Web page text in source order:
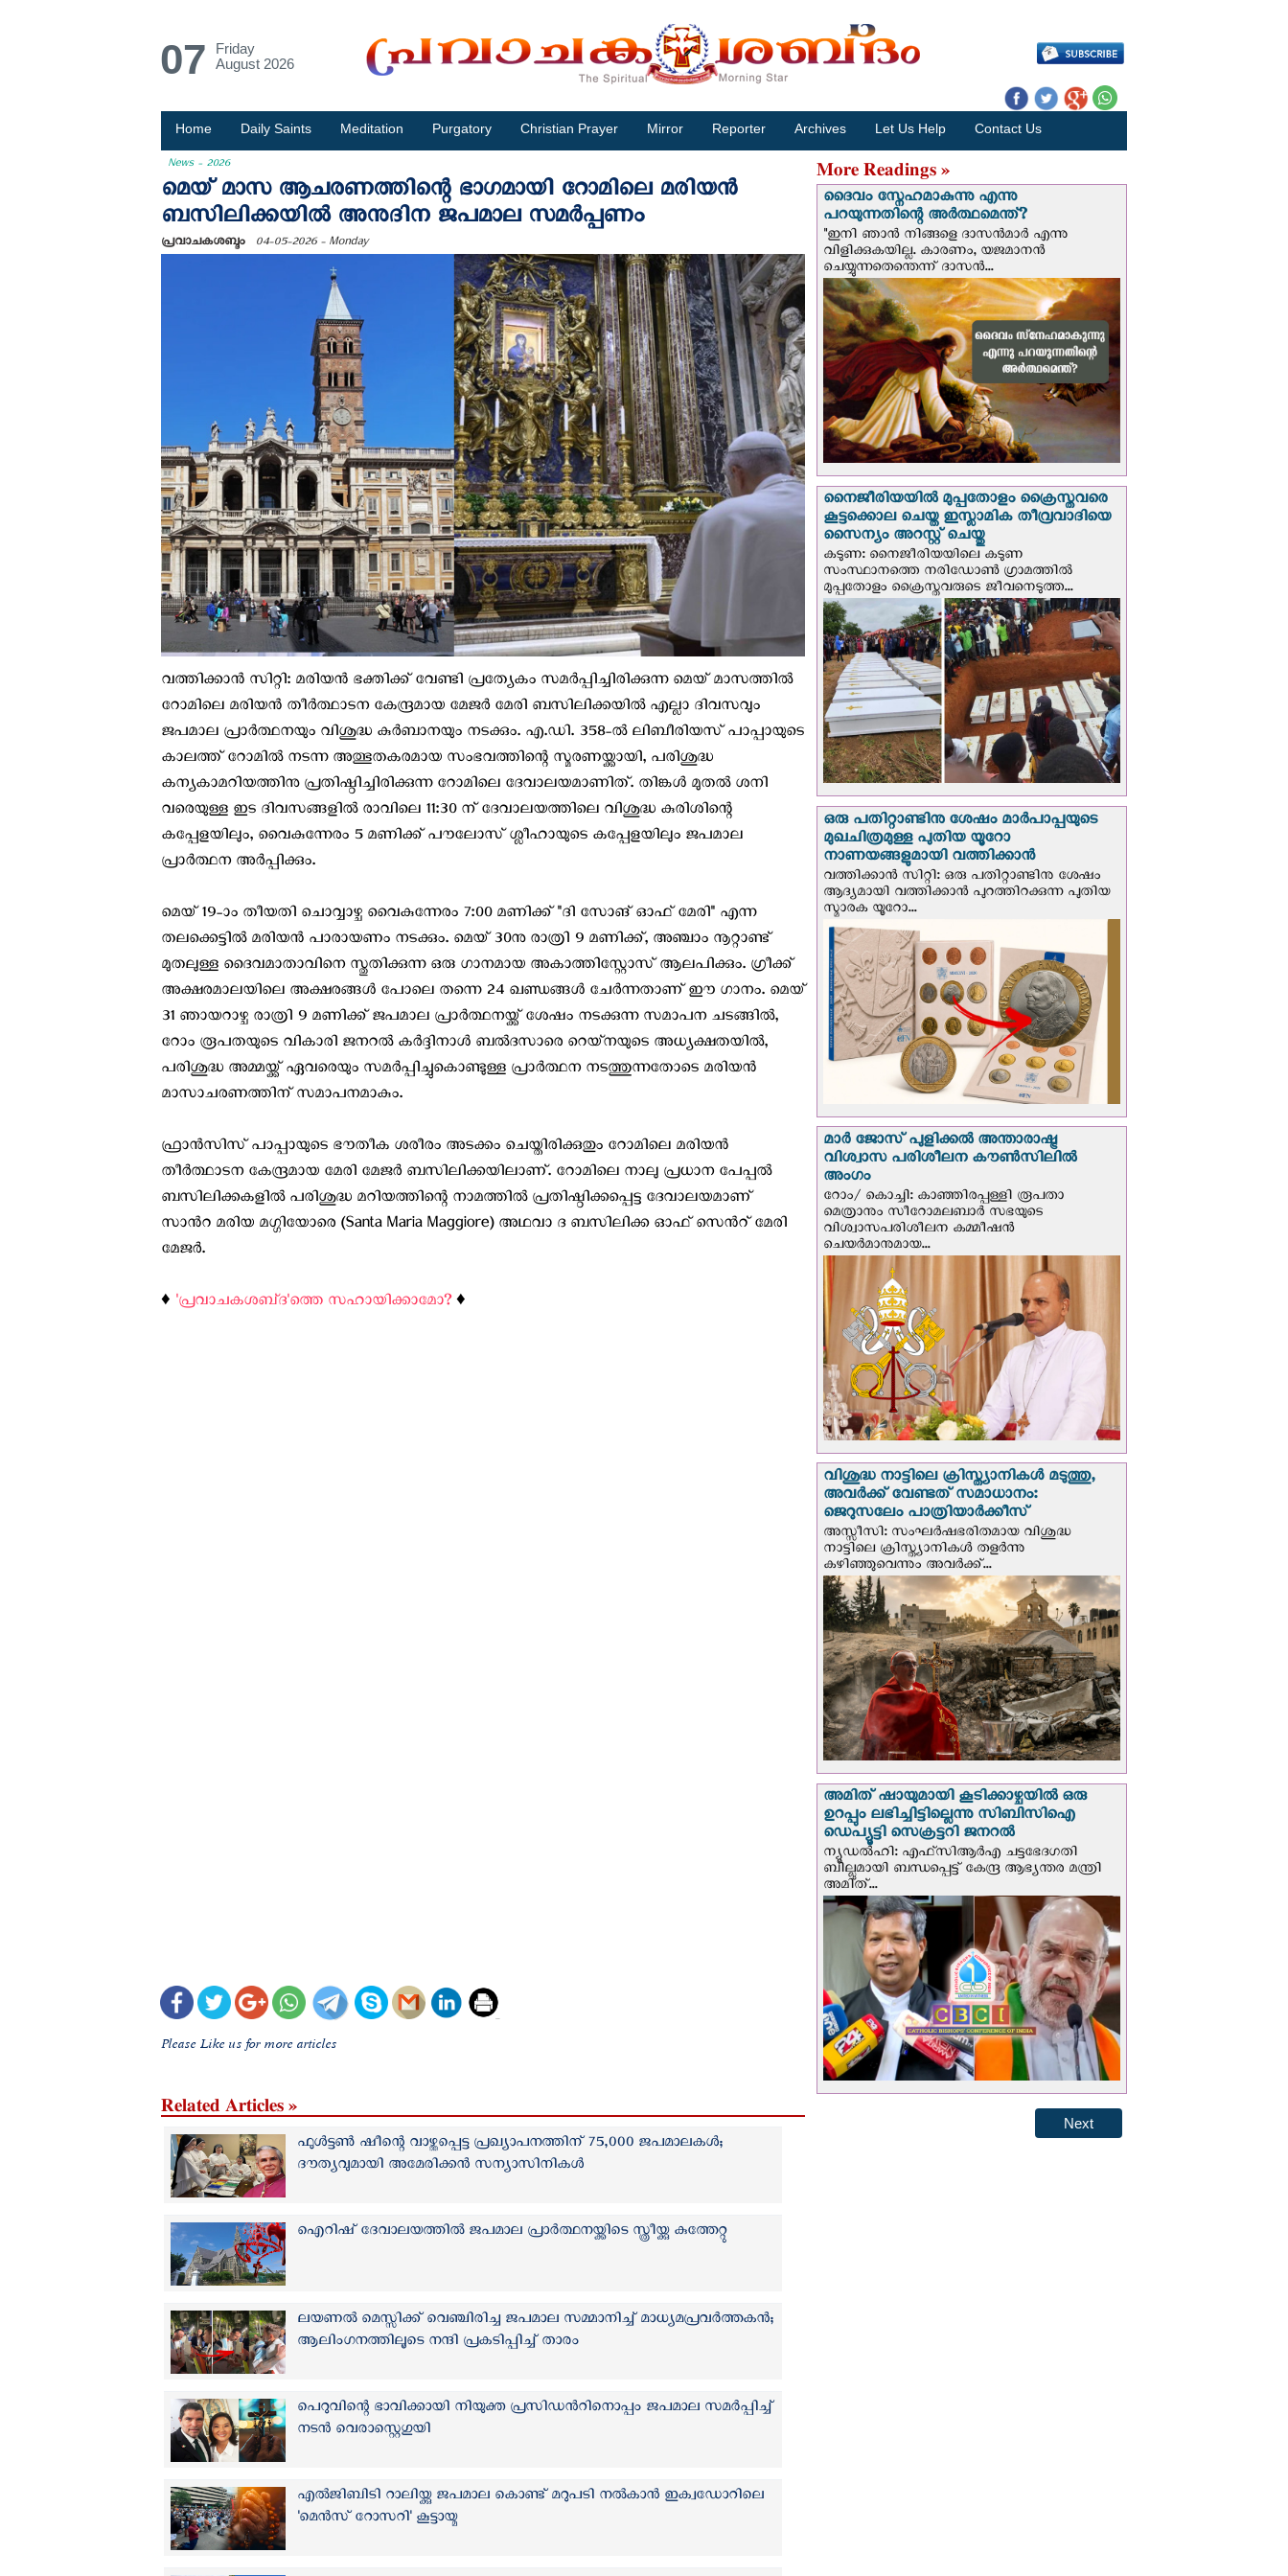
07
Friday
August 2026
Home Daily Saints Meditation Purgatory Christian Prayer Mirror Reporter Archives Let Us Help Contact Us
News - 2026
മെയ് മാസ ആചരണത്തിന്റെ ഭാഗമായി റോമിലെ മരിയന്‍
ബസിലിക്കയിൽ അനുദിന ജപമാല സമര്‍പ്പണം
പ്രവാചകശബ്ദം 04-05-2026 - Monday
വത്തിക്കാന്‍ സിറ്റി: മരിയൻ ഭക്തിക്ക് വേണ്ടി പ്രത്യേകം സമർപ്പിച്ചിരിക്കുന്ന മെയ് മാസത്തിൽ
റോമിലെ മരിയൻ തീർത്ഥാടന കേന്ദ്രമായ മേജർ മേരി ബസിലിക്കയിൽ എല്ലാ ദിവസവും
ജപമാല പ്രാർത്ഥനയും വിശുദ്ധ കുർബാനയും നടക്കും. എ.ഡി. 358-ൽ ലിബീരിയസ് പാപ്പായുടെ
കാലത്ത് റോമിൽ നടന്ന അത്ഭുതകരമായ സംഭവത്തിന്റെ സ്മരണയ്ക്കായി, പരിശുദ്ധ
കന്യകാമറിയത്തിനു പ്രതിഷ്ഠിച്ചിരിക്കുന്ന റോമിലെ ദേവാലയമാണിത്. തിങ്കൾ മുതൽ ശനി
വരെയുള്ള ഇട ദിവസങ്ങളില്‍ രാവിലെ 11:30 ന് ദേവാലയത്തിലെ വിശുദ്ധ കുരിശിന്റെ
കപ്പേളയിലും, വൈകുന്നേരം 5 മണിക്ക് പൗലോസ് ശ്ലീഹായുടെ കപ്പേളയിലും ജപമാല
പ്രാർത്ഥന അർപ്പിക്കും.
മെയ് 19-ാം തീയതി ചൊവ്വാഴ്ച വൈകുന്നേരം 7:00 മണിക്ക് "ദി സോങ് ഓഫ് മേരി" എന്ന
തലക്കെട്ടിൽ മരിയൻ പാരായണം നടക്കും. മെയ് 30നു രാത്രി 9 മണിക്ക്, അഞ്ചാം നൂറ്റാണ്ട്
മുതലുള്ള ദൈവമാതാവിനെ സ്തുതിക്കുന്ന ഒരു ഗാനമായ അകാത്തിസ്റ്റോസ് ആലപിക്കും. ഗ്രീക്ക്
അക്ഷരമാലയിലെ അക്ഷരങ്ങൾ പോലെ തന്നെ 24 ഖണ്ഡങ്ങൾ ചേർന്നതാണ് ഈ ഗാനം. മെയ്
31 ഞായറാഴ്ച രാത്രി 9 മണിക്ക് ജപമാല പ്രാർത്ഥനയ്ക്ക് ശേഷം നടക്കുന്ന സമാപന ചടങ്ങിൽ,
റോം രൂപതയുടെ വികാരി ജനറൽ കർദ്ദിനാൾ ബൽദസാരെ റെയ്‌നയുടെ അധ്യക്ഷതയിൽ,
പരിശുദ്ധ അമ്മയ്ക്ക് ഏവരെയും സമർപ്പിച്ചുകൊണ്ടുള്ള പ്രാർത്ഥന നടത്തുന്നതോടെ മരിയന്‍
മാസാചരണത്തിന് സമാപനമാകും.
ഫ്രാൻസിസ് പാപ്പായുടെ ഭൗതീക ശരീരം അടക്കം ചെയ്തിരിക്കുതും റോമിലെ മരിയൻ
തീർത്ഥാടന കേന്ദ്രമായ മേരി മേജർ ബസിലിക്കയിലാണ്. റോമിലെ നാലു പ്രധാന പേപ്പൽ
ബസിലിക്കകളിൽ പരിശുദ്ധ മറിയത്തിന്റെ നാമത്തിൽ പ്രതിഷ്ഠിക്കപ്പെട്ട ദേവാലയമാണ്
സാന്‍റ മരിയ മഗ്ഗിയോരെ (Santa Maria Maggiore) അഥവാ ദ ബസിലിക്ക ഓഫ് സെന്‍റ് മേരി
മേജര്‍.
♦️ 'പ്രവാചകശബ്‌ദ'ത്തെ സഹായിക്കാമോ?♦️
Please Like us for more articles
Related Articles »
ഫുൾട്ടൺ ഷീന്റെ വാഴ്ത്തപ്പെട്ട പ്രഖ്യാപനത്തിന് 75,000 ജപമാലകൾ;
ദൗത്യവുമായി അമേരിക്കന്‍ സന്യാസിനികള്‍
ഐറിഷ് ദേവാലയത്തില്‍ ജപമാല പ്രാർത്ഥനയ്ക്കിടെ സ്ത്രീയ്ക്കു കുത്തേറ്റു
ലയണല്‍ മെസ്സിക്ക് വെഞ്ചിരിച്ച ജപമാല സമ്മാനിച്ച് മാധ്യമപ്രവർത്തകൻ;
ആലിംഗനത്തിലൂടെ നന്ദി പ്രകടിപ്പിച്ച് താരം
പെറുവിന്റെ ഭാവിക്കായി നിയുക്ത പ്രസിഡന്‍റിനൊപ്പം ജപമാല സമര്‍പ്പിച്ച്
നടന്‍ വെരാസ്റ്റെഗുയി
എല്‍‌ജി‌ബി‌ടി റാലിയ്ക്കു ജപമാല കൊണ്ട് മറുപടി നല്‍കാന്‍ ഇക്വഡോറിലെ
'മെന്‍സ് റോസറി' കൂട്ടായ്മ
More Readings »
ദൈവം സ്നേഹമാകുന്നു എന്നു
പറയുന്നതിന്റെ അർത്ഥമെന്ത്?
"ഇനി ഞാന്‍ നിങ്ങളെ ദാസന്‍മാര്‍ എന്നു
വിളിക്കുകയില്ല. കാരണം, യജമാനന്‍
ചെയ്യുന്നതെന്തെന്ന് ദാസന്‍...
നൈജീരിയയില്‍ മുപ്പതോളം ക്രൈസ്തവരെ
കൂട്ടക്കൊല ചെയ്ത ഇസ്ലാമിക തീവ്രവാദിയെ
സൈന്യം അറസ്റ്റ് ചെയ്തു
കടുണ: നൈജീരിയയിലെ കടുണ
സംസ്ഥാനത്തെ നരിഡോൺ ഗ്രാമത്തിൽ
മുപ്പതോളം ക്രൈസ്തവരുടെ ജീവനെടുത്ത...
ഒരു പതിറ്റാണ്ടിനു ശേഷം മാർപാപ്പയുടെ
മുഖചിത്രമുള്ള പുതിയ യൂറോ
നാണയങ്ങളുമായി വത്തിക്കാന്‍
വത്തിക്കാന്‍ സിറ്റി: ഒരു പതിറ്റാണ്ടിനു ശേഷം
ആദ്യമായി വത്തിക്കാൻ പുറത്തിറക്കുന്ന പുതിയ
സ്മാരക യൂറോ...
മാർ ജോസ് പുളിക്കൽ അന്താരാഷ്ട്ര
വിശ്വാസ പരിശീലന കൗൺസിലിൽ
അംഗം
റോം/ കൊച്ചി: കാഞ്ഞിരപ്പള്ളി രൂപതാ
മെത്രാനും സീറോമലബാർ സഭയുടെ
വിശ്വാസപരിശീലന കമ്മീഷൻ
ചെയർമാനുമായ...
വിശുദ്ധ നാട്ടിലെ ക്രിസ്ത്യാനികൾ മടുത്തു,
അവർക്ക് വേണ്ടത് സമാധാനം:
ജെറുസലേം പാത്രിയാര്‍ക്കീസ്
അസ്സീസി: സംഘര്‍ഷഭരിതമായ വിശുദ്ധ
നാട്ടിലെ ക്രിസ്ത്യാനികൾ തളര്‍ന്നു
കഴിഞ്ഞുവെന്നും അവർക്ക്...
അമിത് ഷായുമായി കൂടിക്കാഴ്ചയില്‍ ഒരു
ഉറപ്പും ലഭിച്ചിട്ടില്ലെന്നു സിബിസിഐ
ഡെപ്യൂട്ടി സെക്രട്ടറി ജനറല്‍
ന്യൂഡല്‍ഹി: എഫ്‌സിആര്‍എ ചട്ടഭേദഗതി
ബില്ലുമായി ബന്ധപ്പെട്ട് കേന്ദ്ര ആഭ്യന്തര മന്ത്രി
അമിത്...
Next